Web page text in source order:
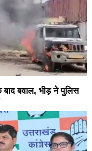
बवाल, भीड़ ने पुलिस